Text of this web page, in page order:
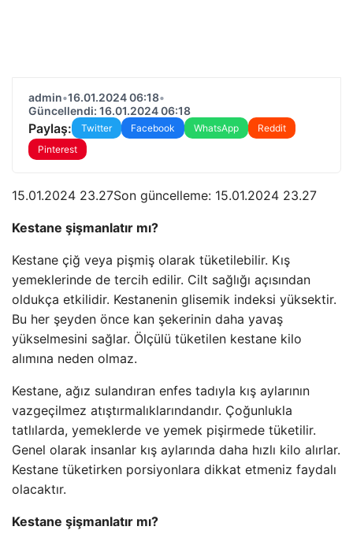
admin•16.01.2024 06:18•
Güncellendi: 16.01.2024 06:18
Paylaş: Twitter Facebook WhatsApp
Reddit
Pinterest
15.01.2024 23.27Son güncelleme: 15.01.2024 23.27
Kestane şişmanlatır mı?
Kestane çiğ veya pişmiş olarak tüketilebilir. Kış
yemeklerinde de tercih edilir. Cilt sağlığı açısından
oldukça etkilidir. Kestanenin glisemik indeksi yüksektir.
Bu her şeyden önce kan şekerinin daha yavaş
yükselmesini sağlar. Ölçülü tüketilen kestane kilo
alımına neden olmaz.
Kestane, ağız sulandıran enfes tadıyla kış aylarının
vazgeçilmez atıştırmalıklarındandır. Çoğunlukla
tatlılarda, yemeklerde ve yemek pişirmede tüketilir.
Genel olarak insanlar kış aylarında daha hızlı kilo alırlar.
Kestane tüketirken porsiyonlara dikkat etmeniz faydalı
olacaktır.
Kestane şişmanlatır mı?